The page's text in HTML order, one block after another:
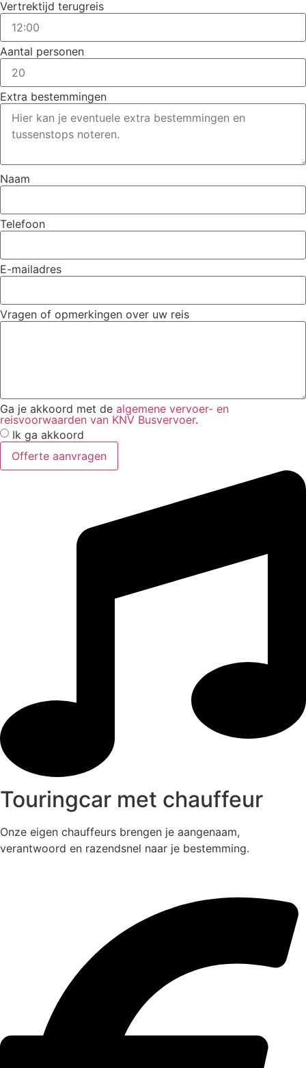
Vertrektijd terugreis
Aantal personen
Extra bestemmingen
Naam
Telefoon
E-mailadres
Vragen of opmerkingen over uw reis
Ga je akkoord met de algemene vervoer- en
reisvoorwaarden van KNV Busvervoer.
Ik ga akkoord
Offerte aanvragen
Touringcar met chauffeur
Onze eigen chauffeurs brengen je aangenaam,
verantwoord en razendsnel naar je bestemming.